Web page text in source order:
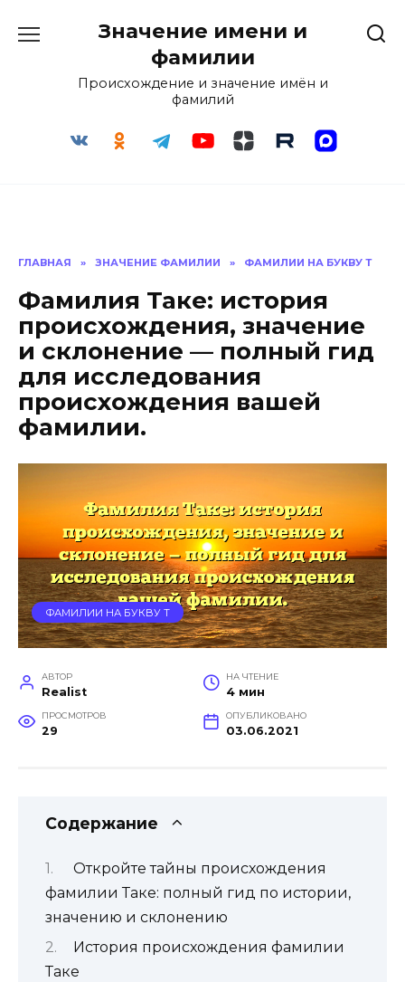
Значение имени и
фамилии
Происхождение и значение имён и
фамилий
ГЛАВНАЯ » ЗНАЧЕНИЕ ФАМИЛИИ » ФАМИЛИИ НА БУКВУ Т
Фамилия Таке: история
происхождения, значение
и склонение — полный гид
для исследования
происхождения вашей
фамилии.
ФАМИЛИИ НА БУКВУ Т
АВТОР
Realist
НА ЧТЕНИЕ
4 мин
ПРОСМОТРОВ
29
ОПУБЛИКОВАНО
03.06.2021
Содержание
Откройте тайны происхождения
фамилии Таке: полный гид по истории,
значению и склонению
История происхождения фамилии
Таке